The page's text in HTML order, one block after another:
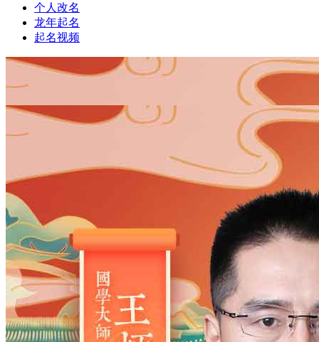
个人改名
龙年起名
起名视频
男
男 女
出生时间
2026年 日1 5分
年
2028
2027 2026 2025 2024
2023